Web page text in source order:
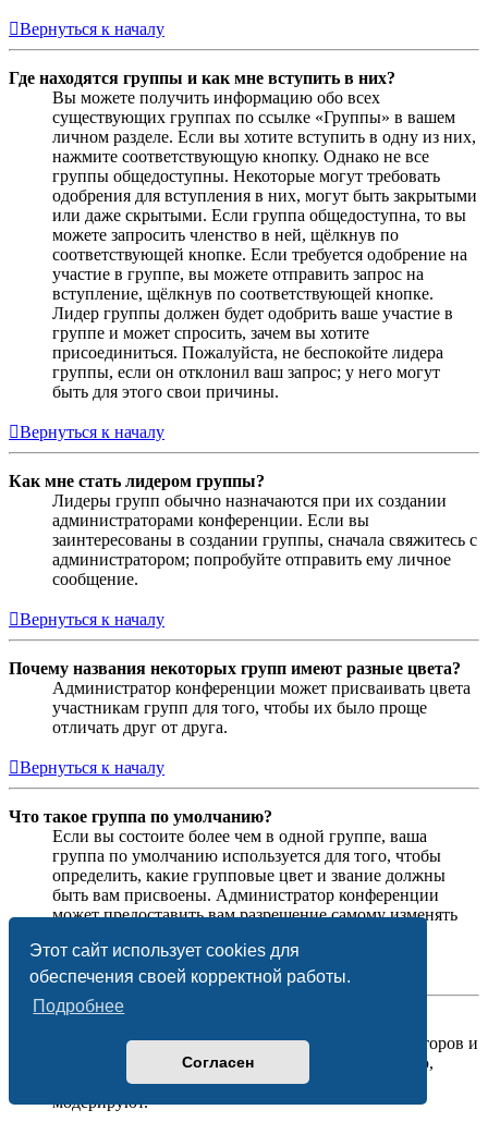
Этот сайт использует cookies для
обеспечения своей корректной работы.
Подробнее
Согласен
Вернуться к началу
Где находятся группы и как мне вступить в них?
Вы можете получить информацию обо всех
существующих группах по ссылке «Группы» в вашем
личном разделе. Если вы хотите вступить в одну из них,
нажмите соответствующую кнопку. Однако не все
группы общедоступны. Некоторые могут требовать
одобрения для вступления в них, могут быть закрытыми
или даже скрытыми. Если группа общедоступна, то вы
можете запросить членство в ней, щёлкнув по
соответствующей кнопке. Если требуется одобрение на
участие в группе, вы можете отправить запрос на
вступление, щёлкнув по соответствующей кнопке.
Лидер группы должен будет одобрить ваше участие в
группе и может спросить, зачем вы хотите
присоединиться. Пожалуйста, не беспокойте лидера
группы, если он отклонил ваш запрос; у него могут
быть для этого свои причины.
Вернуться к началу
Как мне стать лидером группы?
Лидеры групп обычно назначаются при их создании
администраторами конференции. Если вы
заинтересованы в создании группы, сначала свяжитесь с
администратором; попробуйте отправить ему личное
сообщение.
Вернуться к началу
Почему названия некоторых групп имеют разные цвета?
Администратор конференции может присваивать цвета
участникам групп для того, чтобы их было проще
отличать друг от друга.
Вернуться к началу
Что такое группа по умолчанию?
Если вы состоите более чем в одной группе, ваша
группа по умолчанию используется для того, чтобы
определить, какие групповые цвет и звание должны
быть вам присвоены. Администратор конференции
может предоставить вам разрешение самому изменять
Вернуться к началу
На этой странице вы найдёте список администраторов и
модераторов конференции и другую информацию,
такую как сведения о форумах, которые они
модерируют.